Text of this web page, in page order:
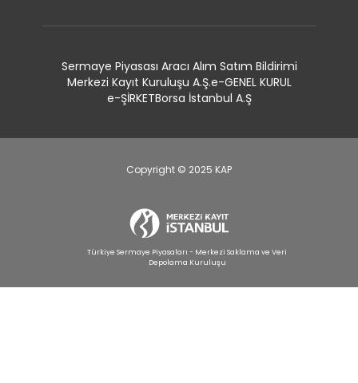
Sermaye Piyasası Aracı Alım Satım Bildirimi
Merkezi Kayıt Kuruluşu A.Ş.e-GENEL KURUL
e-ŞİRKETBorsa İstanbul A.Ş
Copyright © 2025 KAP
Türkiye Sermaye Piyasaları - Merkezi Saklama ve Veri
Depolama Kuruluşu